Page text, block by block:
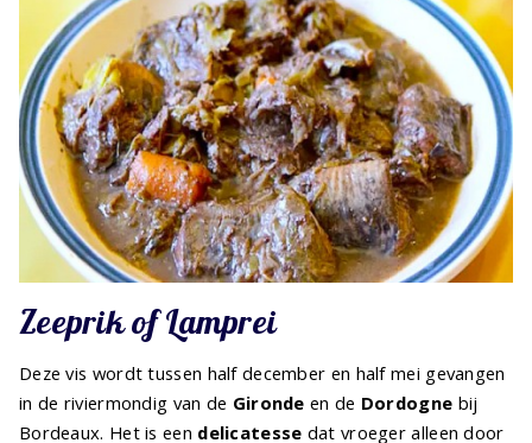
Zeeprik of Lamprei
Deze vis wordt tussen half december en half mei gevangen
in de riviermondig van de Gironde en de Dordogne bij
Bordeaux. Het is een delicatesse dat vroeger alleen door